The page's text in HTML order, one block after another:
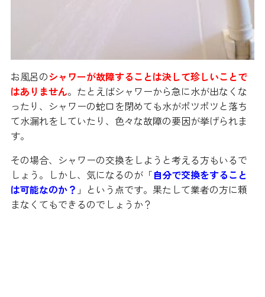
お風呂のシャワーが故障することは決して珍しいことで
はありません。たとえばシャワーから急に水が出なくな
ったり、シャワーの蛇口を閉めても水がポツポツと落ち
て水漏れをしていたり、色々な故障の要因が挙げられま
す。
その場合、シャワーの交換をしようと考える方もいるで
しょう。しかし、気になるのが「自分で交換をすること
は可能なのか？ 」という点です。果たして業者の方に頼
まなくてもできるのでしょうか？